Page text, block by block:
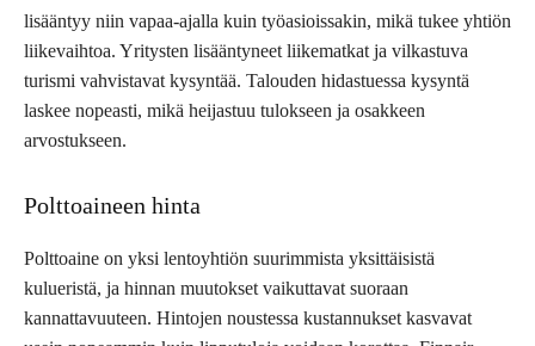
lisääntyy niin vapaa-ajalla kuin työasioissakin, mikä tukee yhtiön
liikevaihtoa. Yritysten lisääntyneet liikematkat ja vilkastuva
turismi vahvistavat kysyntää. Talouden hidastuessa kysyntä
laskee nopeasti, mikä heijastuu tulokseen ja osakkeen
arvostukseen.
Polttoaineen hinta
Polttoaine on yksi lentoyhtiön suurimmista yksittäisistä
kulueristä, ja hinnan muutokset vaikuttavat suoraan
kannattavuuteen. Hintojen noustessa kustannukset kasvavat